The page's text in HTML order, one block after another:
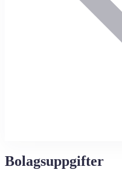
Bolagsuppgifter